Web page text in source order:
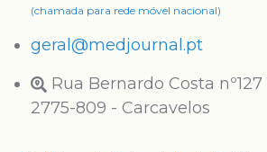
(chamada para rede móvel nacional)
geral@medjournal.pt
Rua Bernardo Costa nº127
2775-809 - Carcavelos